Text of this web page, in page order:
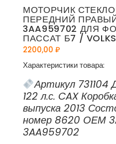
МОТОРЧИК
ПЕРЕДНИЙ
3AA959702 ДЛЯ
ПАССАТ Б7 /
2200,00 ₽
Характеристики товара:
Артикул 731104
122 л.с. CAX
выпуска 2013
номер 8620 ОЕМ
3AA959702